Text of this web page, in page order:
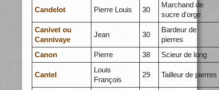
Candelot Pierre Louis 30
Marchand de
sucre d'orge
Canivet ou
Cannivaye
Jean 30
Bardeur de
pierres
Canon
Pierre 38 Scieur de long
Cantel
Louis
François
29 Tailleur de pierres